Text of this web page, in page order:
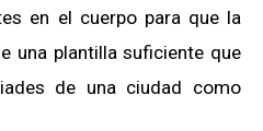
en el cuerpo para que la
una plantilla suficiente que
de una ciudad como